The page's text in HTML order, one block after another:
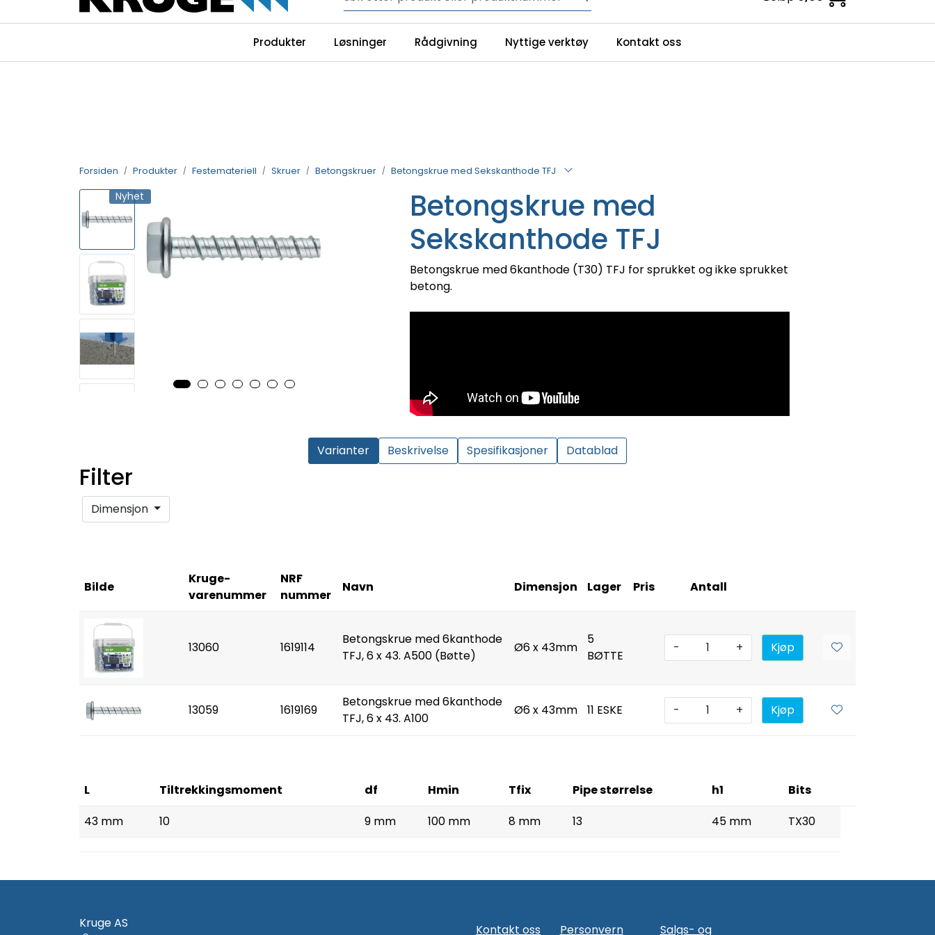
Skip to main content NYHET! 150 nye varer
Linkedin | YouTube Kundesenter
Produkter Løsninger Rådgivning Nyttige verktøy Kontakt oss
Forsiden Produkter Festemateriell Skruer Betongskruer Betongskrue med Sekskanthode TFJ
Betongskrue med
Sekskanthode TFJ
Nyhet
Betongskrue med 6kanthode (T30) TFJ for sprukket og ikke sprukket
betong.
Varianter Beskrivelse Spesifikasjoner Datablad
Filter
Dimensjon
Bilde
Kruge-
varenummer
NRF
nummer
Navn Dimensjon Lager Pris Antall
13060 1619114
Betongskrue med 6kanthode
TFJ, 6 x 43. A500 (Bøtte)
Ø6 x 43mm
5
BØTTE
- + Kjøp
13059 1619169
Betongskrue med 6kanthode
TFJ, 6 x 43. A100
Ø6 x 43mm 11 ESKE - + Kjøp
L Tiltrekkingsmoment df Hmin Tfix Pipe størrelse h1
Bits
43 mm
10 9 mm 100 mm 8 mm 13 45 mm TX30
Kruge AS
Kontakt oss Personvern Salgs- og